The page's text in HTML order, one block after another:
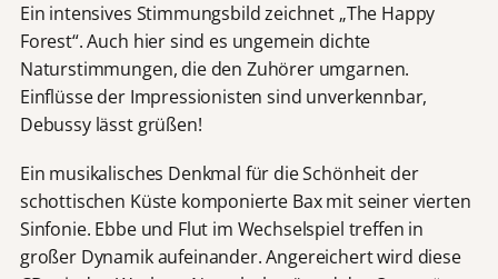
Ein intensives Stimmungsbild zeichnet „The Happy
Forest“. Auch hier sind es ungemein dichte
Naturstimmungen, die den Zuhörer umgarnen.
Einflüsse der Impressionisten sind unverkennbar,
Debussy lässt grüßen!
Ein musikalisches Denkmal für die Schönheit der
schottischen Küste komponierte Bax mit seiner vierten
Sinfonie. Ebbe und Flut im Wechselspiel treffen in
großer Dynamik aufeinander. Angereichert wird diese